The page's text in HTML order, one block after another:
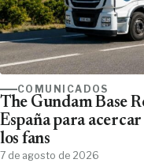
COMUNICADOS
The Gundam Base
España para
los fans
7 de agosto de 2026